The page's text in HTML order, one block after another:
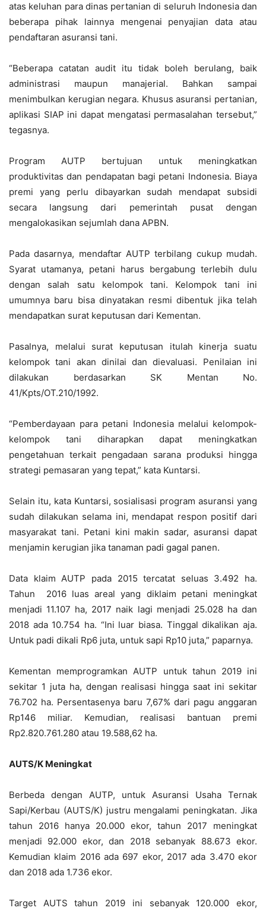
atas keluhan para dinas pertanian di seluruh Indonesia dan
beberapa pihak lainnya mengenai penyajian data atau
pendaftaran asuransi tani.
“Beberapa catatan audit itu tidak boleh berulang, baik
administrasi maupun manajerial. Bahkan sampai
menimbulkan kerugian negara. Khusus asuransi pertanian,
aplikasi SIAP ini dapat mengatasi permasalahan tersebut,”
tegasnya.
Program AUTP bertujuan untuk meningkatkan
produktivitas dan pendapatan bagi petani Indonesia. Biaya
premi yang perlu dibayarkan sudah mendapat subsidi
secara langsung dari pemerintah pusat dengan
mengalokasikan sejumlah dana APBN.
Pada dasarnya, mendaftar AUTP terbilang cukup mudah.
Syarat utamanya, petani harus bergabung terlebih dulu
dengan salah satu kelompok tani. Kelompok tani ini
umumnya baru bisa dinyatakan resmi dibentuk jika telah
mendapatkan surat keputusan dari Kementan.
Pasalnya, melalui surat keputusan itulah kinerja suatu
kelompok tani akan dinilai dan dievaluasi. Penilaian ini
dilakukan berdasarkan SK Mentan No.
41/Kpts/OT.210/1992.
“Pemberdayaan para petani Indonesia melalui kelompok-
kelompok tani diharapkan dapat meningkatkan
pengetahuan terkait pengadaan sarana produksi hingga
strategi pemasaran yang tepat,” kata Kuntarsi.
Selain itu, kata Kuntarsi, sosialisasi program asuransi yang
sudah dilakukan selama ini, mendapat respon positif dari
masyarakat tani. Petani kini makin sadar, asuransi dapat
menjamin kerugian jika tanaman padi gagal panen.
Data klaim AUTP pada 2015 tercatat seluas 3.492 ha.
Tahun 2016 luas areal yang diklaim petani meningkat
menjadi 11.107 ha, 2017 naik lagi menjadi 25.028 ha dan
2018 ada 10.754 ha. “Ini luar biasa. Tinggal dikalikan aja.
Untuk padi dikali Rp6 juta, untuk sapi Rp10 juta,” paparnya.
Kementan memprogramkan AUTP untuk tahun 2019 ini
sekitar 1 juta ha, dengan realisasi hingga saat ini sekitar
76.702 ha. Persentasenya baru 7,67% dari pagu anggaran
Rp146 miliar. Kemudian, realisasi bantuan premi
Rp2.820.761.280 atau 19.588,62 ha.
AUTS/K Meningkat
Berbeda dengan AUTP, untuk Asuransi Usaha Ternak
Sapi/Kerbau (AUTS/K) justru mengalami peningkatan. Jika
tahun 2016 hanya 20.000 ekor, tahun 2017 meningkat
menjadi 92.000 ekor, dan 2018 sebanyak 88.673 ekor.
Kemudian klaim 2016 ada 697 ekor, 2017 ada 3.470 ekor
dan 2018 ada 1.736 ekor.
Target AUTS tahun 2019 ini sebanyak 120.000 ekor,